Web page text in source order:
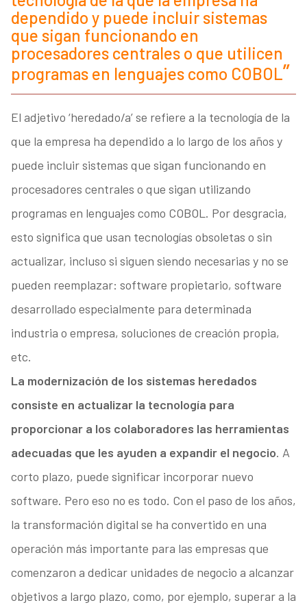
dependido y puede incluir sistemas
que sigan funcionando en
procesadores centrales o que utilicen
programas en lenguajes como COBOL
El adjetivo ‘heredado/a’ se refiere a la tecnología de la
que la empresa ha dependido a lo largo de los años y
puede incluir sistemas que sigan funcionando en
procesadores centrales o que sigan utilizando
programas en lenguajes como COBOL. Por desgracia,
esto significa que usan tecnologías obsoletas o sin
actualizar, incluso si siguen siendo necesarias y no se
pueden reemplazar: software propietario, software
desarrollado especialmente para determinada
industria o empresa, soluciones de creación propia,
etc.
La modernización de los sistemas heredados
consiste en actualizar la tecnología para
proporcionar a los colaboradores las herramientas
adecuadas que les ayuden a expandir el negocio. A
corto plazo, puede significar incorporar nuevo
software. Pero eso no es todo. Con el paso de los años,
la transformación digital se ha convertido en una
operación más importante para las empresas que
comenzaron a dedicar unidades de negocio a alcanzar
objetivos a largo plazo, como, por ejemplo, superar a la